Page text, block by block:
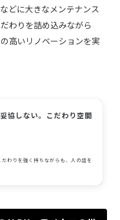
どに大きなメンテナンス
わりを詰め込みながら
高いリノベーションを実
協しない。こだわり空間
わりを強く持ちながらも、人の話を